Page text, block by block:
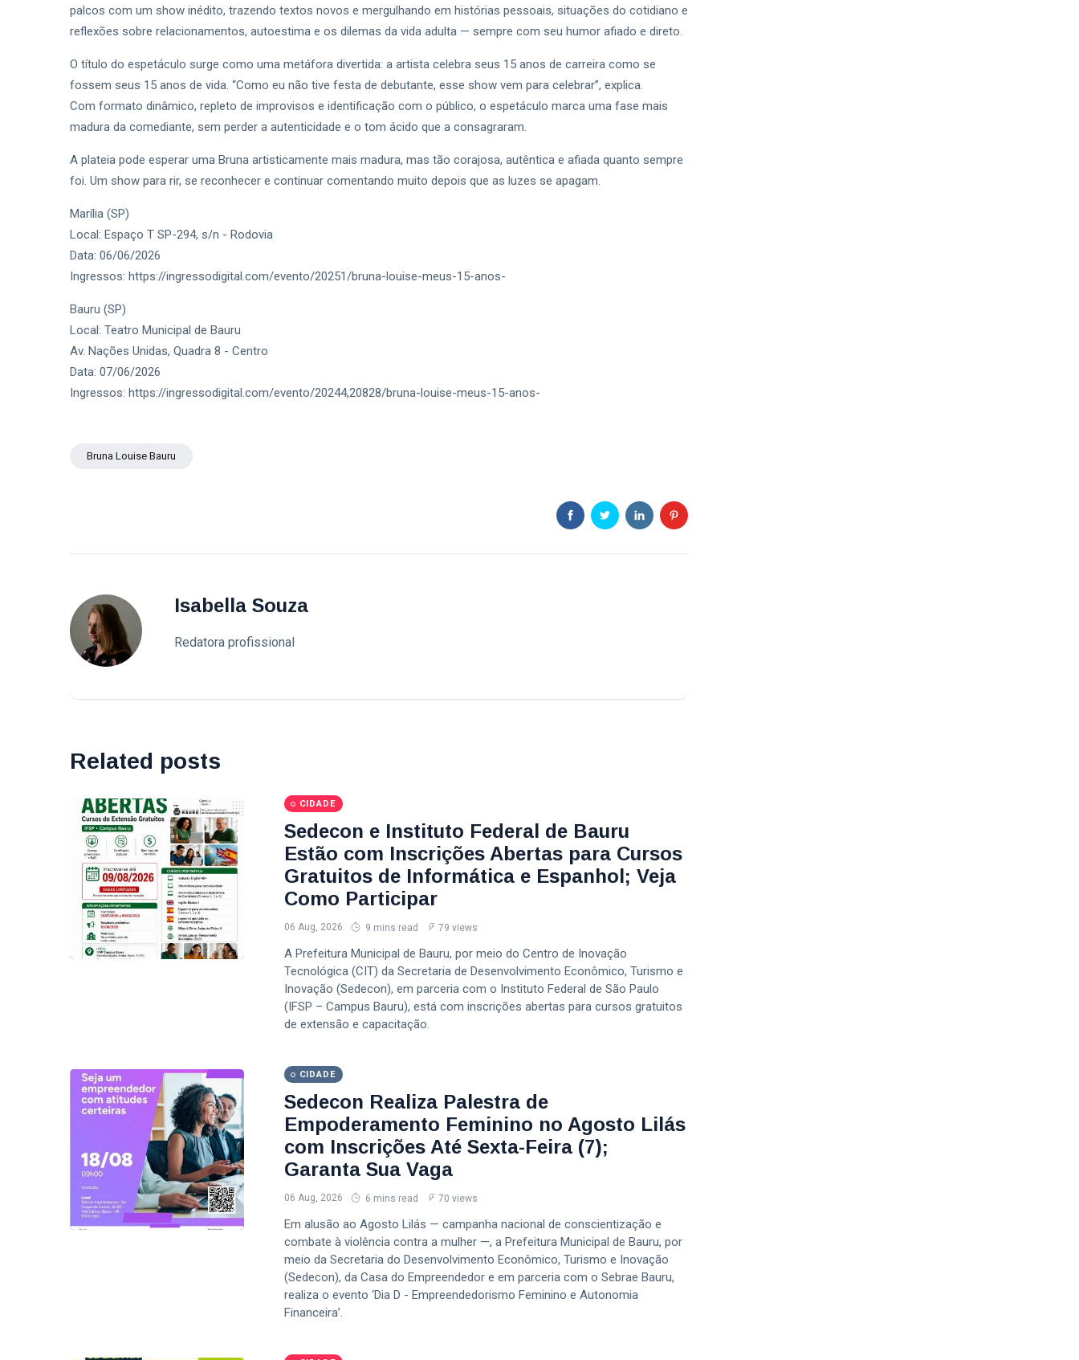
palcos com um show inédito, trazendo textos novos e mergulhando em histórias pessoais, situações do cotidiano e
reflexões sobre relacionamentos, autoestima e os dilemas da vida adulta — sempre com seu humor afiado e direto.
O título do espetáculo surge como uma metáfora divertida: a artista celebra seus 15 anos de carreira como se
fossem seus 15 anos de vida. “Como eu não tive festa de debutante, esse show vem para celebrar”, explica.
Com formato dinâmico, repleto de improvisos e identificação com o público, o espetáculo marca uma fase mais
madura da comediante, sem perder a autenticidade e o tom ácido que a consagraram.
A plateia pode esperar uma Bruna artisticamente mais madura, mas tão corajosa, autêntica e afiada quanto sempre
foi. Um show para rir, se reconhecer e continuar comentando muito depois que as luzes se apagam.
Marília (SP)
Local: Espaço T SP-294, s/n - Rodovia
Data: 06/06/2026
Ingressos: https://ingressodigital.com/evento/20251/bruna-louise-meus-15-anos-
Bauru (SP)
Local: Teatro Municipal de Bauru
Av. Nações Unidas, Quadra 8 - Centro
Data: 07/06/2026
Ingressos: https://ingressodigital.com/evento/20244,20828/bruna-louise-meus-15-anos-
Bruna Louise Bauru
Isabella Souza
Redatora profissional
Related posts
CIDADE
Sedecon e Instituto Federal de Bauru
Estão com Inscrições Abertas para Cursos
Gratuitos de Informática e Espanhol; Veja
Como Participar
06 Aug, 2026 9 mins read 79 views
A Prefeitura Municipal de Bauru, por meio do Centro de Inovação
Tecnológica (CIT) da Secretaria de Desenvolvimento Econômico, Turismo e
Inovação (Sedecon), em parceria com o Instituto Federal de São Paulo
(IFSP – Campus Bauru), está com inscrições abertas para cursos gratuitos
de extensão e capacitação.
CIDADE
Sedecon Realiza Palestra de
Empoderamento Feminino no Agosto Lilás
com Inscrições Até Sexta-Feira (7);
Garanta Sua Vaga
06 Aug, 2026 6 mins read 70 views
Em alusão ao Agosto Lilás — campanha nacional de conscientização e
combate à violência contra a mulher —, a Prefeitura Municipal de Bauru, por
meio da Secretaria do Desenvolvimento Econômico, Turismo e Inovação
(Sedecon), da Casa do Empreendedor e em parceria com o Sebrae Bauru,
realiza o evento ‘Dia D - Empreendedorismo Feminino e Autonomia
Financeira’.